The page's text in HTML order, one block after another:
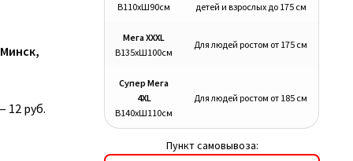
12 руб.
В110хШ90см
детей и взрослых до 175 см
Мега XXXL
В135хШ100см
Для людей ростом от 175 см
Супер Мега
4XL
В140хШ110см
Для людей ростом от 185 см
Пункт самовывоза: